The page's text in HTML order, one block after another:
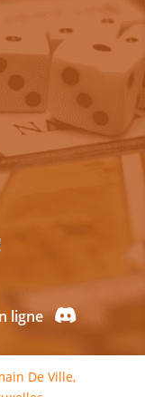
ligne
De Ville,